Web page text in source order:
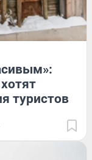
туристов